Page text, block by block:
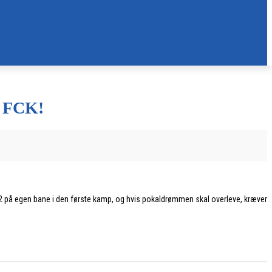
egen bane i den første kamp, og hvis pokaldrømmen skal overleve, kræver